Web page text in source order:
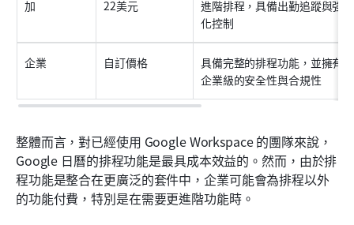
加 22美元
進階排程，具備出勤追蹤與強
化控制
企業 自訂價格
具備完整的排程功能，並擁有
企業級的安全性與合規性
整體而言，對已經使用 Google Workspace 的團隊來說，
Google 日曆的排程功能是最具成本效益的。然而，由於排
程功能是整合在更廣泛的套件中，企業可能會為排程以外
的功能付費，特別是在需要更進階功能時。